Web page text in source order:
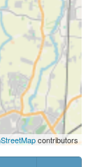
contributors